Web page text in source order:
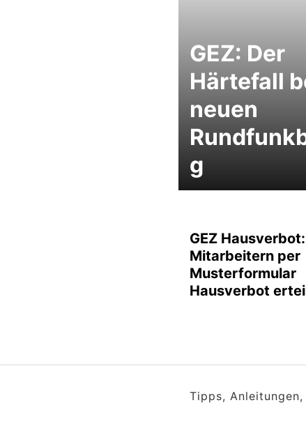
GEZ: Der
Härtefall
neuen
g
GEZ
Mitarbeitern per
Musterformular
Hausverbot
Tipps,